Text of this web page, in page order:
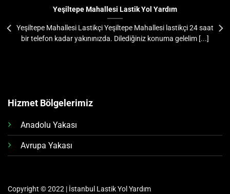
Yeşiltepe Mahallesi Lastik Yol Yardım
Yeşiltepe Mahallesi Lastikçi Yeşiltepe Mahallesi lastikçi 24 saat
bir telefon kadar yakınınızda. Dilediğiniz konuma gelelim [...]
Hizmet Bölgelerimiz
Anadolu Yakası
Avrupa Yakası
Copyright © 2022 | İstanbul Lastik Yol Yardım